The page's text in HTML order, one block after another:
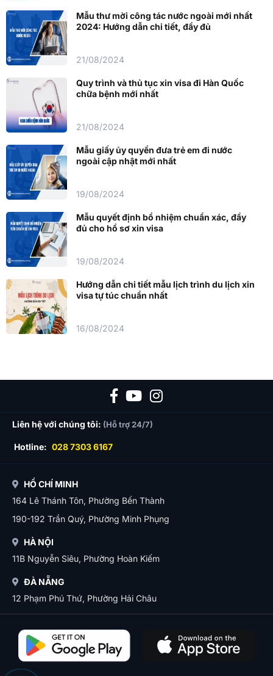
Mẫu thư mời công tác nước ngoài mới nhất
2024: Hướng dẫn chi tiết, đầy đủ
21/08/2024
Quy trình và thủ tục xin visa đi Hàn Quốc
chữa bệnh mới nhất
21/08/2024
Mẫu giấy ủy quyền đưa trẻ em đi nước
ngoài cập nhật mới nhất
19/08/2024
Mẫu quyết định bổ nhiệm chuẩn xác, đầy
đủ cho hồ sơ xin visa
19/08/2024
Hướng dẫn chi tiết mẫu lịch trình du lịch xin
visa tự túc chuẩn nhất
16/08/2024
Liên hệ với chúng tôi: (Hỗ trợ 24/7)
Hotline: 028 7303 6167
HỒ CHÍ MINH
164 Lê Thánh Tôn, Phường Bến Thành
190-192 Trần Quý, Phường Minh Phụng
HÀ NỘI
11B Nguyễn Siêu, Phường Hoàn Kiếm
ĐÀ NẴNG
12 Phạm Phú Thứ, Phường Hải Châu